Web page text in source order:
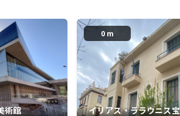
術館
0 m
イリアス・ララウニス